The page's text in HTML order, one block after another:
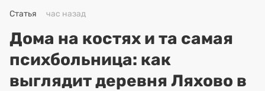
Статья час назад
Дома на костях и та самая
психбольница: как
выглядит деревня Ляхово в